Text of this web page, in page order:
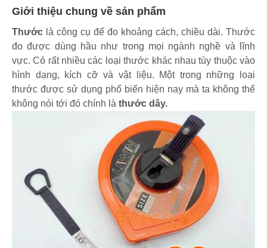
Giới thiệu chung về sản phẩm
Thước là công cụ để đo khoảng cách, chiều dài. Thước
đo được dùng hầu như trong mọi ngành nghề và lĩnh
vực. Có rất nhiều các loại thước khác nhau tùy thuộc vào
hình dạng, kích cỡ và vật liệu. Một trong những loại
thước được sử dụng phổ biến hiện nay mà ta không thể
không nói tới đó chính là thước dây.